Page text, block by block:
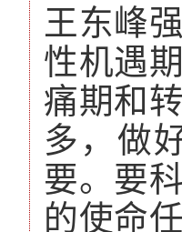
王东峰
性机遇
痛期和
多，做
要。要
的使命